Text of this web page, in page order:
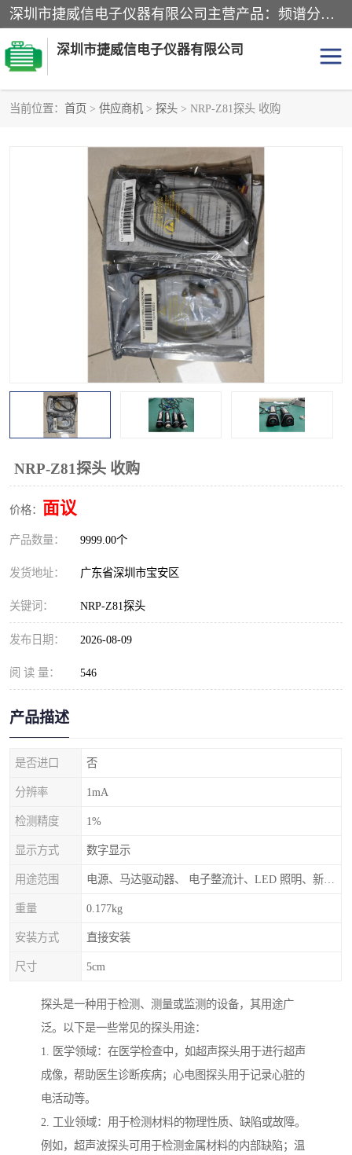
深圳市捷威信电子仪器有限公司主营产品：频谱分析仪.信号发生器.网络分析仪.音频分析仪，示波器，电源，音频分析仪。综合测试仪。蓝牙测试仪等
深圳市捷威信电子仪器有限公司
当前位置： 首页 > 供应商机 > 探头 > NRP-Z81探头 收购
NRP-Z81探头 收购
价格： 面议
产品数量： 9999.00个
发货地址： 广东省深圳市宝安区
关键词： NRP-Z81探头
发布日期： 2026-08-09
阅 读 量： 546
产品描述
是否进口 否
分辨率 1mA
检测精度 1%
显示方式 数字显示
用途范围
重量 0.177kg
安装方式 直接安装
尺寸 5cm
探头是一种用于检测、测量或监测的设备，其用途广
泛。以下是一些常见的探头用途：
1. 医学领域：在医学检查中，如超声探头用于进行超声
成像，帮助医生诊断疾病；心电图探头用于记录心脏的
电活动等。
2. 工业领域：用于检测材料的物理性质、缺陷或故障。
例如，超声波探头可用于检测金属材料的内部缺陷；温
网络分析仪
天馈线测试仪
信号源
数据采集仪
数字源表
函数信号发生器
示波器 直流电源
频率计 无线测试仪
静电计